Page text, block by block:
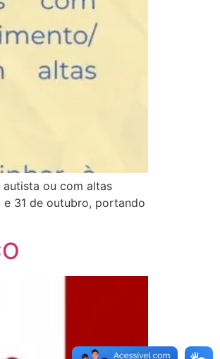
ou com altas
e 31 de outubro, portando